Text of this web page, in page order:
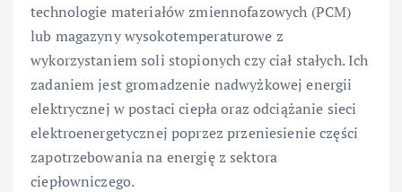
technologie materiałów zmiennofazowych (PCM)
lub magazyny wysokotemperaturowe z
wykorzystaniem soli stopionych czy ciał stałych. Ich
zadaniem jest gromadzenie nadwyżkowej energii
elektrycznej w postaci ciepła oraz odciążanie sieci
elektroenergetycznej poprzez przeniesienie części
zapotrzebowania na energię z sektora
ciepłowniczego.